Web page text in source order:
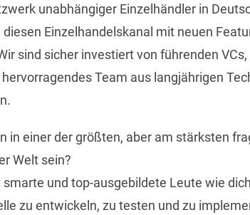
unabhängiger Einzelhändler in
Einzelhandelskanal mit neuen
sind sicher investiert von führenden
Team aus langjährigen
in einer der größten, aber am stärksten
Welt sein?
und top-ausgebildete Leute wie
zu entwickeln, zu testen und zu